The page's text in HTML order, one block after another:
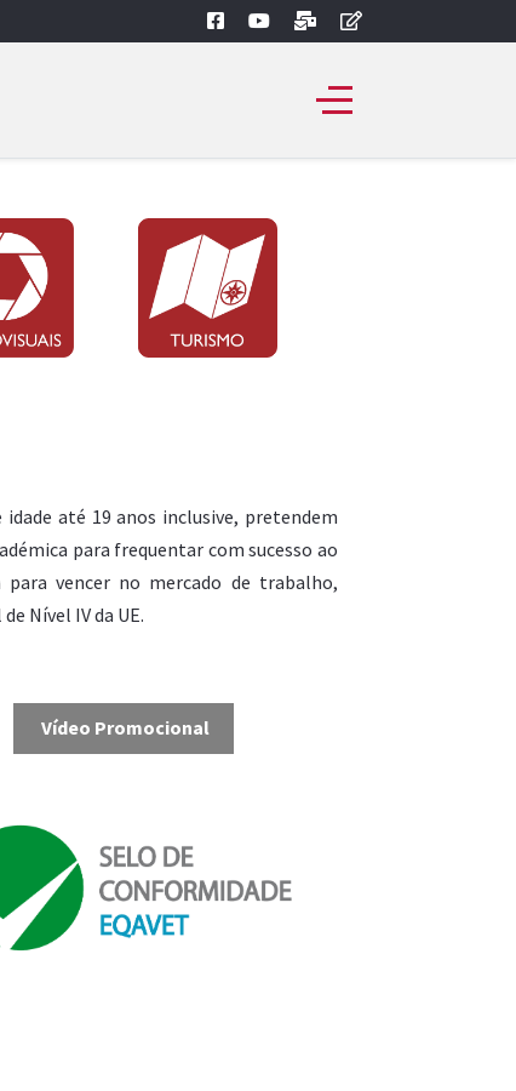
até 19 anos inclusive, pretendem
para frequentar com sucesso ao
vencer no mercado de trabalho,
Nível IV da UE.
Vídeo Promocional